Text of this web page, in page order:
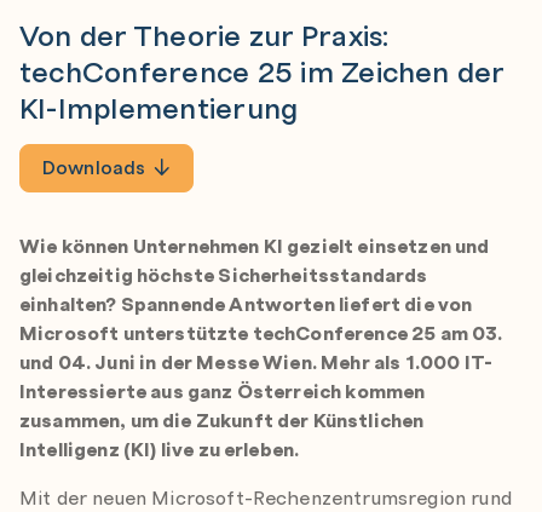
Von der Theorie zur Praxis:
techConference 25 im Zeichen der
KI-Implementierung
Downloads
Wie können Unternehmen KI gezielt einsetzen und
gleichzeitig höchste Sicherheitsstandards
einhalten? Spannende Antworten liefert die von
Microsoft unterstützte techConference 25 am 03.
und 04. Juni in der Messe Wien. Mehr als 1.000 IT-
Interessierte aus ganz Österreich kommen
zusammen, um die Zukunft der Künstlichen
Intelligenz (KI) live zu erleben.
Mit der neuen Microsoft-Rechenzentrumsregion rund